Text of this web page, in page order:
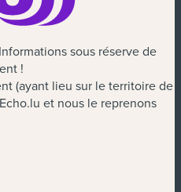
sous réserve de
!
(ayant lieu sur le territoire de
et nous le reprenons